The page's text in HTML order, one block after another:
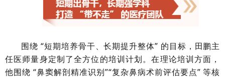
围绕 “短期培养骨干、长期提升整体” 的目标，田鹏主
任医师量身定制了全方位的培训计划。在理论培训方面，
他围绕 “鼻窦解剖精准识别”“复杂鼻病术前评估要点” 等核